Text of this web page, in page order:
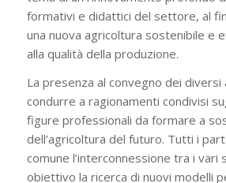
formativi e didattici del settore, al
una nuova agricoltura sostenibile e
alla qualità della produzione.
La presenza al convegno dei
condurre a ragionamenti condivisi
figure professionali da formare a
dell’agricoltura del futuro. Tutti i
comune l’interconnessione tra i vari
obiettivo la ricerca di nuovi modelli